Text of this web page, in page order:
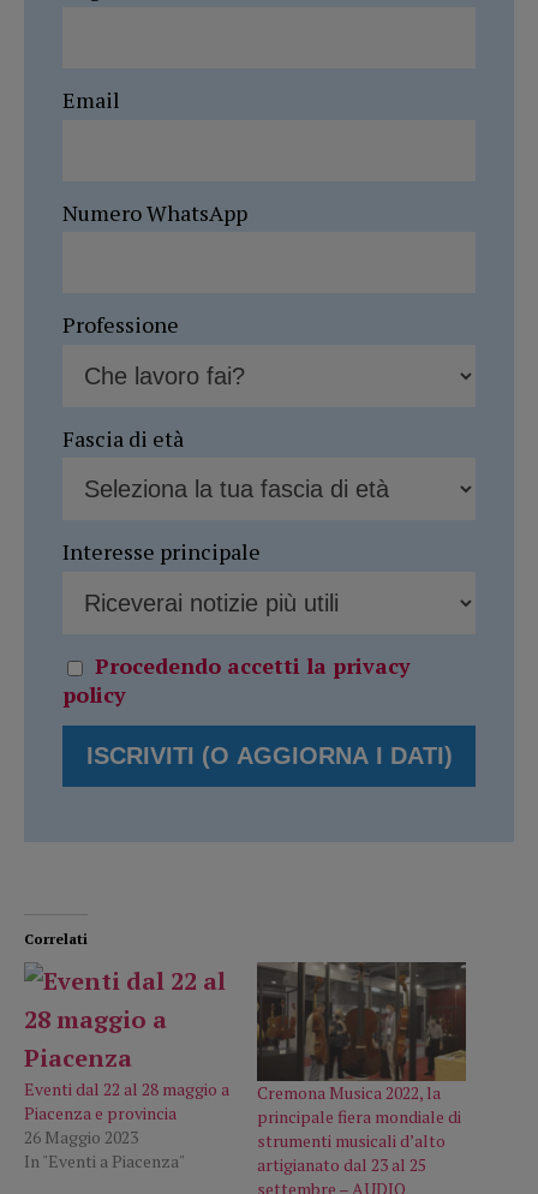
Email
Numero WhatsApp
Professione
Fascia di età
Interesse principale
Procedendo accetti la privacy
policy
Correlati
Eventi dal 22 al 28 maggio a
Piacenza e provincia
26 Maggio 2023
In "Eventi a Piacenza"
Cremona Musica 2022, la
principale fiera mondiale di
strumenti musicali d’alto
artigianato dal 23 al 25
settembre – AUDIO